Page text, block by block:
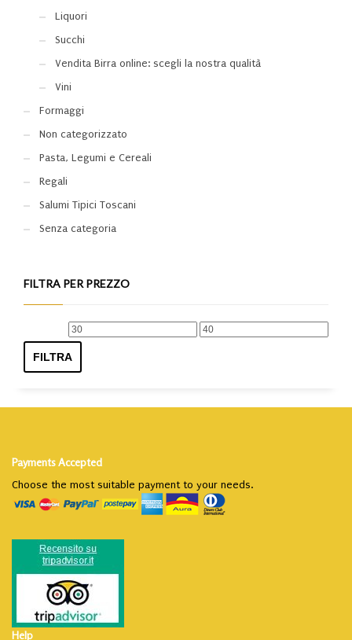
Liquori
Succhi
Vendita Birra online: scegli la nostra qualità
Vini
Formaggi
Non categorizzato
Pasta, Legumi e Cereali
Regali
Salumi Tipici Toscani
Senza categoria
FILTRA PER PREZZO
Prezzo
Min
Prezzo
FILTRA
Payments Accepted
Choose the most suitable payment to your needs.
Help